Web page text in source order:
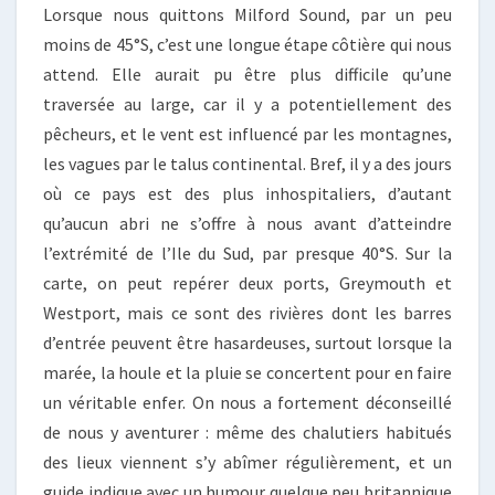
Lorsque nous quittons Milford Sound, par un peu
moins de 45°S, c’est une longue étape côtière qui nous
attend. Elle aurait pu être plus difficile qu’une
traversée au large, car il y a potentiellement des
pêcheurs, et le vent est influencé par les montagnes,
les vagues par le talus continental. Bref, il y a des jours
où ce pays est des plus inhospitaliers, d’autant
qu’aucun abri ne s’offre à nous avant d’atteindre
l’extrémité de l’Ile du Sud, par presque 40°S. Sur la
carte, on peut repérer deux ports, Greymouth et
Westport, mais ce sont des rivières dont les barres
d’entrée peuvent être hasardeuses, surtout lorsque la
marée, la houle et la pluie se concertent pour en faire
un véritable enfer. On nous a fortement déconseillé
de nous y aventurer : même des chalutiers habitués
des lieux viennent s’y abîmer régulièrement, et un